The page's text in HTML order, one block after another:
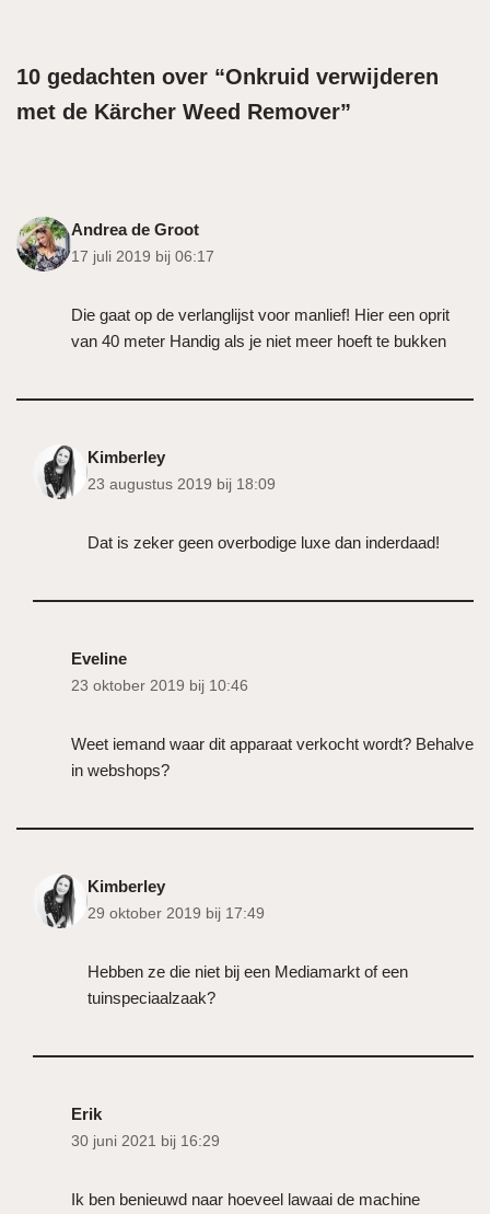
10 gedachten over “Onkruid verwijderen
met de Kärcher Weed Remover”
Andrea de Groot
17 juli 2019 bij 06:17
Die gaat op de verlanglijst voor manlief! Hier een oprit
van 40 meter Handig als je niet meer hoeft te bukken
Kimberley
23 augustus 2019 bij 18:09
Dat is zeker geen overbodige luxe dan inderdaad!
Eveline
23 oktober 2019 bij 10:46
Weet iemand waar dit apparaat verkocht wordt? Behalve
in webshops?
Kimberley
29 oktober 2019 bij 17:49
Hebben ze die niet bij een Mediamarkt of een
tuinspeciaalzaak?
Erik
30 juni 2021 bij 16:29
Ik ben benieuwd naar hoeveel lawaai de machine